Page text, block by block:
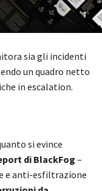
sia gli incidenti
un quadro netto
in escalation.
si evince
di BlackFog–
e anti-esfiltrazione